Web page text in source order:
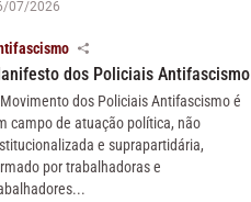
07/2026
dos Policiais Antifascismo
dos Policiais Antifascismo é
campo de atuação política, não
e suprapartidária,
por trabalhadoras e